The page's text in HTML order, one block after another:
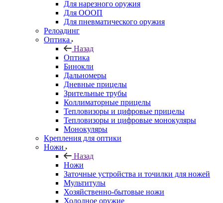
Для нарезного оружия
Для ОООП
Для пневматического оружия
Релоадинг
Оптика
Назад
Оптика
Бинокли
Дальномеры
Дневные прицелы
Зрительные трубы
Коллиматорные прицелы
Тепловизоры и цифровые прицелы
Тепловизоры и цифровые монокуляры
Монокуляры
Крепления для оптики
Ножи
Назад
Ножи
Заточные устройства и точилки для ножей
Мультитулы
Хозяйственно-бытовые ножи
Холодное оружие